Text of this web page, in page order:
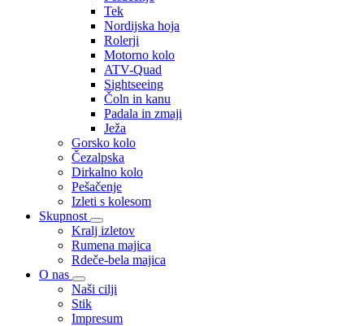
Tek
Nordijska hoja
Rolerji
Motorno kolo
ATV-Quad
Sightseeing
Čoln in kanu
Padala in zmaji
Ježa
Gorsko kolo
Čezalpska
Dirkalno kolo
Pešačenje
Izleti s kolesom
Skupnost
Kralj izletov
Rumena majica
Rdeče-bela majica
O nas
Naši cilji
Stik
Impresum